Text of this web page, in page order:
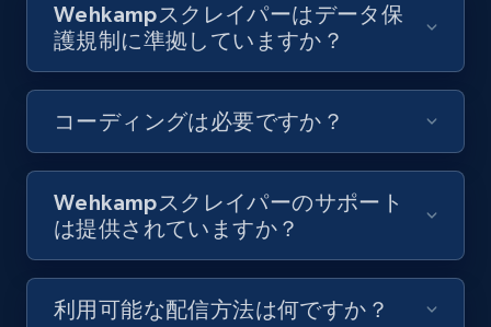
Youtube - Videos posts - Discovery records
by Explore page URL
Video length, Likes, Views, and more.
by podcast url
Wehkampスクレイパーはデータ保
護規制に準拠していますか？
コーディングは必要ですか？
Wehkampスクレイパーのサポート
は提供されていますか？
利用可能な配信方法は何ですか？